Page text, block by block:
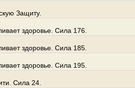
Защиту.
здоровье. Сила 176.
здоровье. Сила 185.
здоровье. Сила 195.
Сила 24.